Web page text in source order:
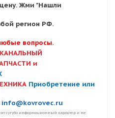
Жми "Нашли
регион РФ.
вопросы.
и
Приобретение или
info@kovrovec.ru
сугубо информационный характер и не